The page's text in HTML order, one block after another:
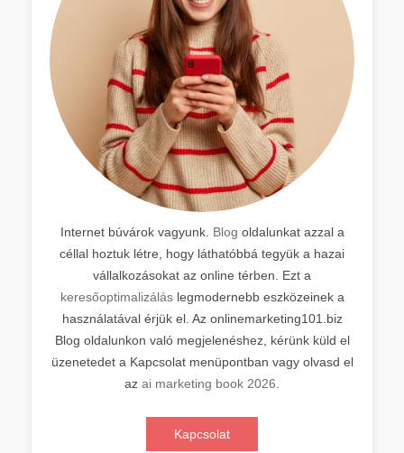
Internet búvárok vagyunk. Blog oldalunkat azzal a
céllal hoztuk létre, hogy láthatóbbá tegyük a hazai
vállalkozásokat az online térben. Ezt a
keresőoptimalizáláslegmodernebb eszközeinek a
használatával érjük el. Az onlinemarketing101.biz
Blog oldalunkon való megjelenéshez, kérünk küld el
üzenetedet a Kapcsolat menüpontban vagy olvasd el
az ai marketing book 2026
Kapcsolat